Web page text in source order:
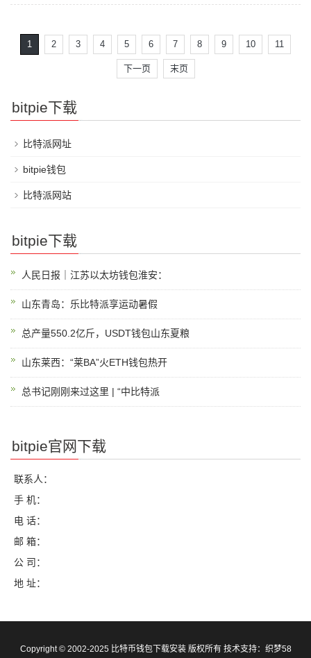
1 2 3 4 5 6 7 8 9 10 11
下一页 末页
bitpie下载
比特派网址
bitpie钱包
比特派网站
bitpie下载
人民日报｜江苏以太坊钱包淮安：
山东青岛：乐比特派享运动暑假
总产量550.2亿斤，USDT钱包山东夏粮
山东莱西：“莱BA”火ETH钱包热开
总书记刚刚来过这里 | “中比特派
bitpie官网下载
联系人：
手 机：
电 话：
邮 箱：
公 司：
地 址：
Copyright © 2002-2025 比特币钱包下载安装 版权所有 技术支持： 织梦58